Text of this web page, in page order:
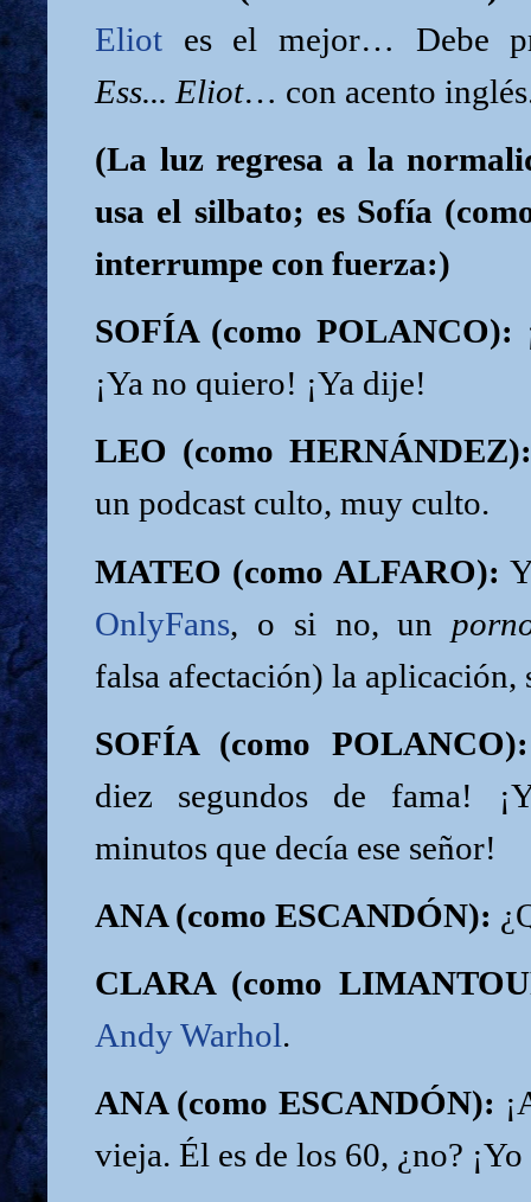
Eliot es el mejor… Debe
Ess... Eliot… con acento
(La luz regresa a la
usa el silbato; es Sofía
interrumpe con fuerza:)
SOFÍA (como POLANCO):
¡Ya no quiero! ¡Ya dije!
LEO (como
un podcast culto, muy culto.
MATEO (como ALFARO):
OnlyFans, o si no, un
falsa afectación) la aplicación,
SOFÍA (como POLANCO):
diez segundos de fama!
minutos que decía ese señor!
ANA (como ESCANDÓN):
CLARA (como
Andy Warhol.
ANA (como ESCANDÓN):
vieja. Él es de los 60, ¿no?